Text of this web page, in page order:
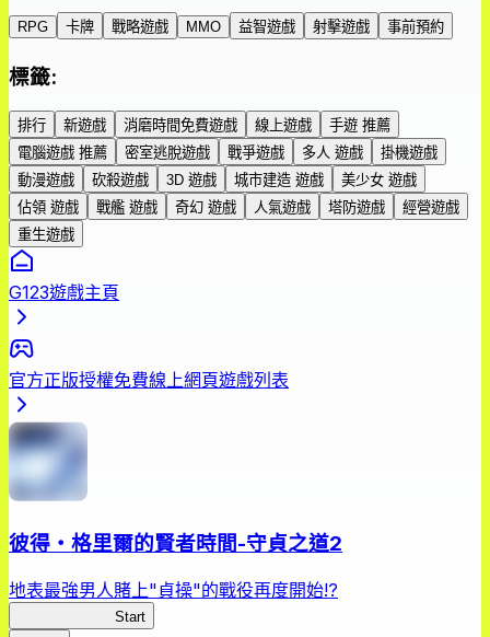
RPG 卡牌 戰略遊戲 MMO 益智遊戲 射擊遊戲 事前預約
標籤:
排行 新遊戲 消磨時間免費遊戲 線上遊戲
手遊 推薦
電腦遊戲 推薦
密室逃脫遊戲 戰爭遊戲 多人 遊戲
掛機遊戲
動漫遊戲
砍殺遊戲 3D 遊戲 城市建造 遊戲
美少女 遊戲
佔領 遊戲
戰艦 遊戲 奇幻 遊戲 人氣遊戲 塔防遊戲
經營遊戲
重生遊戲
G123遊戲主頁
官方正版授權免費線上網頁遊戲列表
彼得・格里爾的賢者時間-守貞之道2
地表最強男人賭上"貞操"的戰役再度開始!?
Start